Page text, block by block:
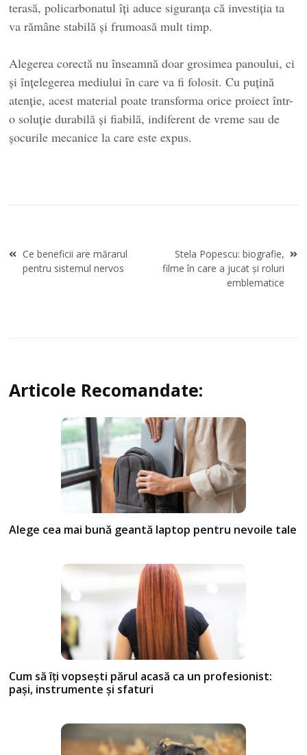
terasă, policarbonatul îți aduce siguranța că investiția ta
va rămâne stabilă și frumoasă mult timp.
Alegerea corectă nu înseamnă doar grosimea panoului, ci
și înțelegerea mediului în care va fi folosit. Cu puțină
atenție, acest material poate transforma orice proiect într-
o soluție durabilă și fiabilă, indiferent de vreme sau de
șocurile mecanice la care este expus.
Navigare
în
Ce beneficii are mărarul
pentru sistemul nervos
Stela Popescu: biografie,
filme în care a jucat și roluri
emblematice
Articole Recomandate:
Alege cea mai bună geantă laptop pentru nevoile tale
Cum să îți vopsești părul acasă ca un profesionist:
pași, instrumente și sfaturi